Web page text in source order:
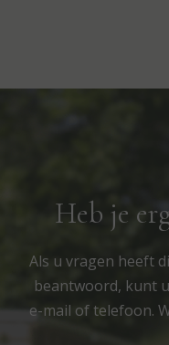
Heb je
Als u vragen heeft
beantwoord, kunt
e-mail of telefoon.